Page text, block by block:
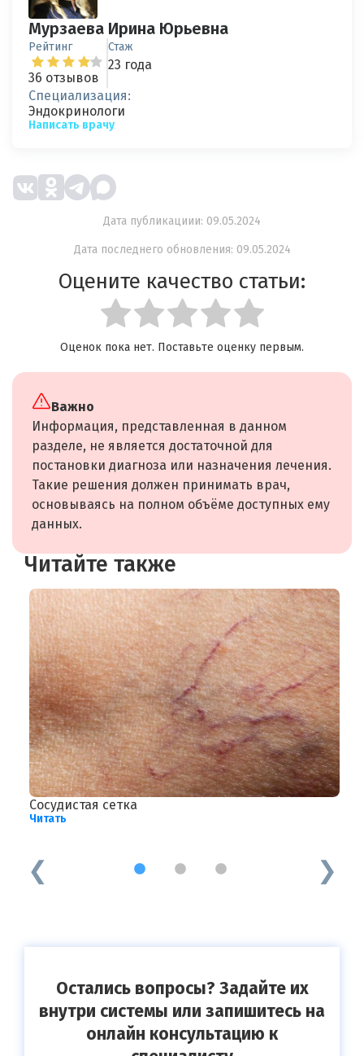
Мурзаева Ирина Юрьевна
Рейтинг
36 отзывов
Стаж
23 года
Специализация:
Эндокринологи
Написать врачу
Дата публикациии: 09.05.2024
Дата последнего обновления: 09.05.2024
Оцените качество статьи:
Оценок пока нет. Поставьте оценку первым.
Важно
Информация, представленная в данном
разделе, не является достаточной для
постановки диагноза или назначения лечения.
Такие решения должен принимать врач,
основываясь на полном объёме доступных ему
данных.
Читайте также
Сосудистая сетка
Читать
1 2 3
Остались вопросы? Задайте их
внутри системы или запишитесь на
онлайн консультацию к